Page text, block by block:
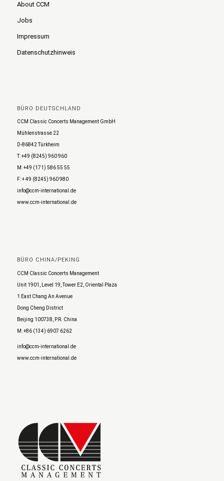
About CCM
Jobs
Impressum
Datenschutzhinweis
BÜRO DEUTSCHLAND
CCM Classic Concerts Management GmbH
Mühlenstrasse 22
D-86842 Türkheim
T: +49 (8245) 960 960
M: +49 (171) 586 55 55
F: + 49 (8245) 960 980
info@ccm-international.de
www.ccm-international.de
BÜRO CHINA/PEKING
CCM Classic Concerts Management
Unit 1901, Level 19, Tower E2, Oriental Plaza
1 East Chang An Avenue
Dong Cheng District
Beijing 100738, P.R. China
M: +86 (134) 6907 6262
info@ccm-international.de
www.ccm-international.de